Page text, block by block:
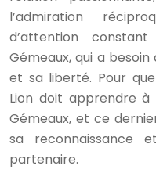
l’admiration
d’attention
Gémeaux, qui a
et sa liberté. Pour
Lion doit apprendre à
Gémeaux, et ce
sa reconnaissance
partenaire.